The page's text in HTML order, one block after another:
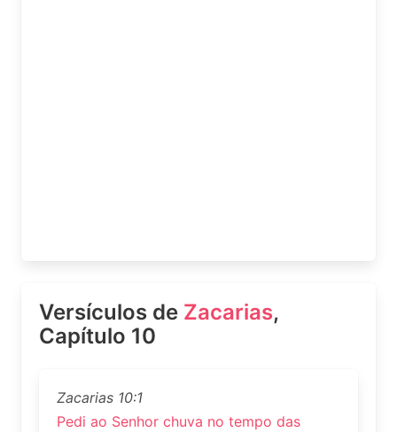
Versículos de Zacarias,
Capítulo 10
Zacarias 10:1
Pedi ao Senhor chuva no tempo das